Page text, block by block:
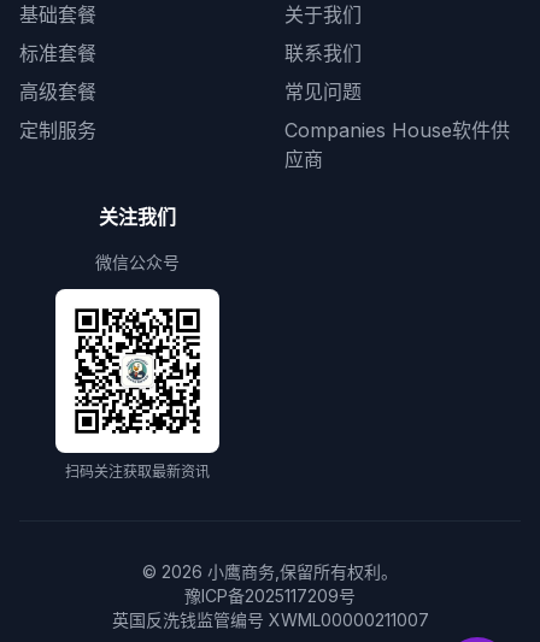
基础套餐
标准套餐
高级套餐
定制服务
关于我们
联系我们
常见问题
Companies House软件供
应商
关注我们
微信公众号
扫码关注获取最新资讯
© 2026 小鹰商务,保留所有权利。
豫ICP备2025117209号
英国反洗钱监管编号 XWML00000211007